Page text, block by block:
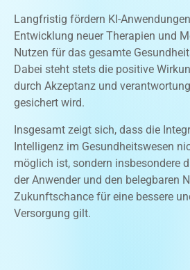
Langfristig fördern KI-
Entwicklung neuer Therapien und
Nutzen für das gesamte
Dabei steht stets die positive
durch Akzeptanz und
gesichert wird.
Insgesamt zeigt sich, dass die
Intelligenz im Gesundheitswesen
möglich ist, sondern insbesondere
der Anwender und den belegbaren
Zukunftschance für eine bessere
Versorgung gilt.